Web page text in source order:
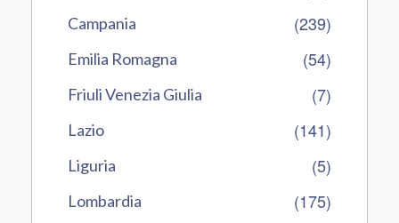
Campania (239)
Emilia Romagna (54)
Friuli Venezia Giulia (7)
Lazio (141)
Liguria (5)
Lombardia (175)